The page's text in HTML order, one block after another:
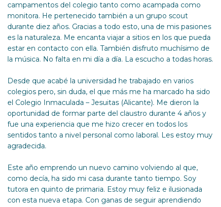
campamentos del colegio tanto como acampada como
monitora. He pertenecido también a un grupo scout
durante diez años. Gracias a todo esto, una de mis pasiones
es la naturaleza. Me encanta viajar a sitios en los que pueda
estar en contacto con ella. También disfruto muchísimo de
la música. No falta en mi día a día. La escucho a todas horas.
Desde que acabé la universidad he trabajado en varios
colegios pero, sin duda, el que más me ha marcado ha sido
el Colegio Inmaculada – Jesuitas (Alicante). Me dieron la
oportunidad de formar parte del claustro durante 4 años y
fue una experiencia que me hizo crecer en todos los
sentidos tanto a nivel personal como laboral. Les estoy muy
agradecida.
Este año emprendo un nuevo camino volviendo al que,
como decía, ha sido mi casa durante tanto tiempo. Soy
tutora en quinto de primaria. Estoy muy feliz e ilusionada
con esta nueva etapa. Con ganas de seguir aprendiendo